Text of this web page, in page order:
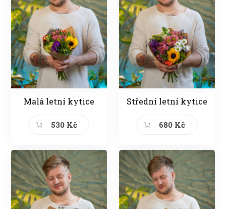
Malá letní kytice
530 Kč
Střední letní kytice
680 Kč